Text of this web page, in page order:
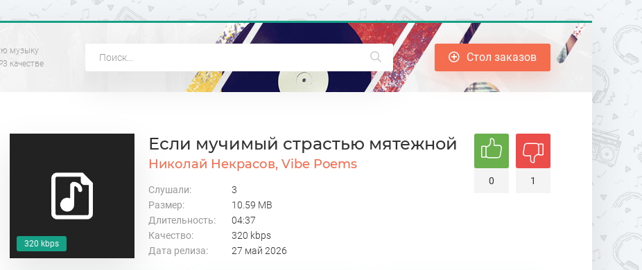
музыку
качестве
Стол заказов
320 kbps
Если мучимый страстью мятежной
Николай Некрасов, Vibe Poems
Слушали:
3
Размер:
10.59 MB
Длительность:
04:37
Качество:
320 kbps
Дата релиза:
27 май 2026
0 1